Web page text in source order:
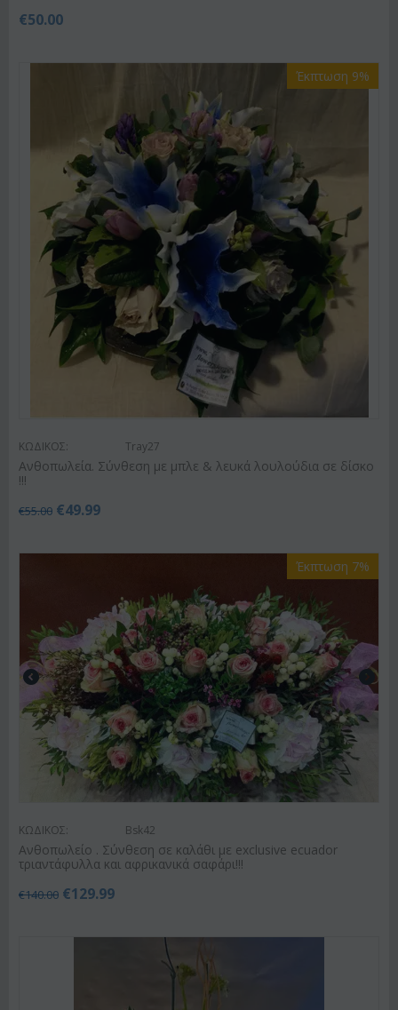
€50.00
Έκπτωση 9%
ΚΩΔΙΚΟΣ: Tray27
Ανθοπωλεία. Σύνθεση με μπλε & λευκά λουλούδια σε δίσκο
!!!
€55.00 €49.99
Έκπτωση 7%
ΚΩΔΙΚΟΣ: Bsk42
Ανθοπωλείο . Σύνθεση σε καλάθι με exclusive ecuador
τριαντάφυλλα και αφρικανικά σαφάρι!!!
€140.00 €129.99